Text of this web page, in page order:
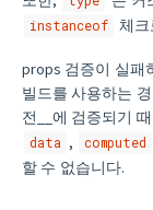
instanceof 체크
props 검증이 실패
빌드를 사용하는
전__에 검증되기
data , computed
할 수 없습니다.